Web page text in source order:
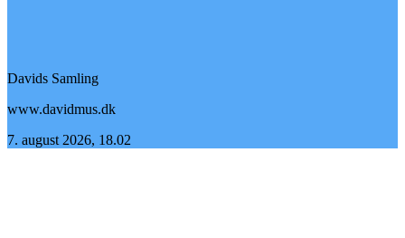
Davids Samling
www.davidmus.dk
7. august 2026, 18.02